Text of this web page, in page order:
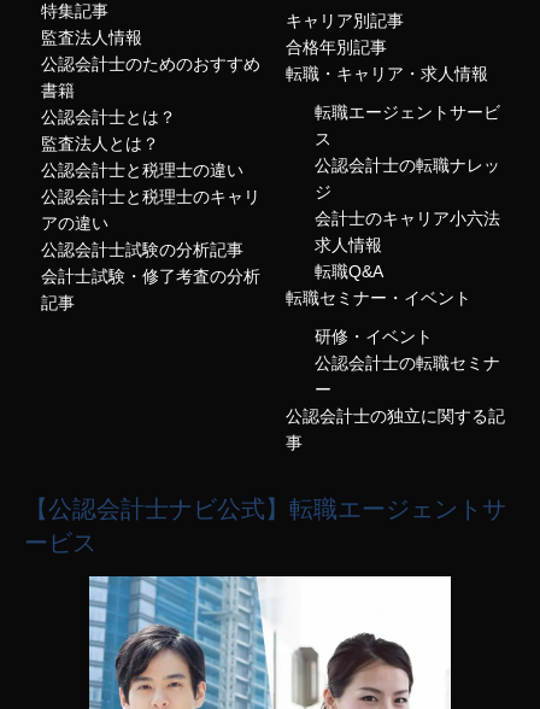
特集記事
監査法人情報
公認会計士のためのおすすめ
書籍
公認会計士とは？
監査法人とは？
公認会計士と税理士の違い
公認会計士と税理士のキャリ
アの違い
公認会計士試験の分析記事
会計士試験・修了考査の分析
記事
キャリア別記事
合格年別記事
転職・キャリア・求人情報
転職エージェントサービ
ス
公認会計士の転職ナレッ
ジ
会計士のキャリア小六法
求人情報
転職Q&A
転職セミナー・イベント
研修・イベント
公認会計士の転職セミナ
ー
公認会計士の独立に関する記
事
【公認会計士ナビ公式】転職エージェントサ
ービス